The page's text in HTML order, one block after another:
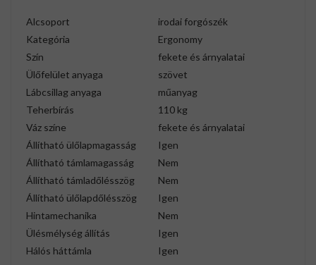
Alcsoport
irodai forgószék
Kategória
Ergonomy
Szín
fekete és árnyalatai
Ülőfelület anyaga
szövet
Lábcsillag anyaga
műanyag
Teherbírás
110 kg
Váz színe
fekete és árnyalatai
Állítható ülőlapmagasság
Igen
Állítható támlamagasság
Nem
Állítható támladőlésszög
Nem
Állítható ülőlapdőlésszög
Igen
Hintamechanika
Nem
Ülésmélység állítás
Igen
Hálós háttámla
Igen